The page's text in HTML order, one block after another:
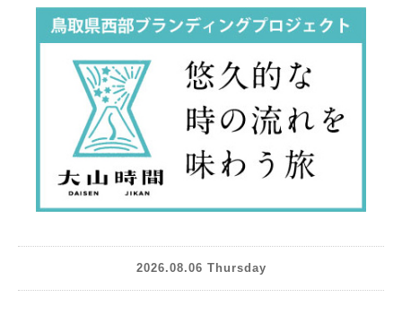
2026.08.06 Thursday